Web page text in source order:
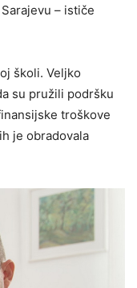
– ističe
školi. Veljko
su pružili podršku
troškove
je obradovala